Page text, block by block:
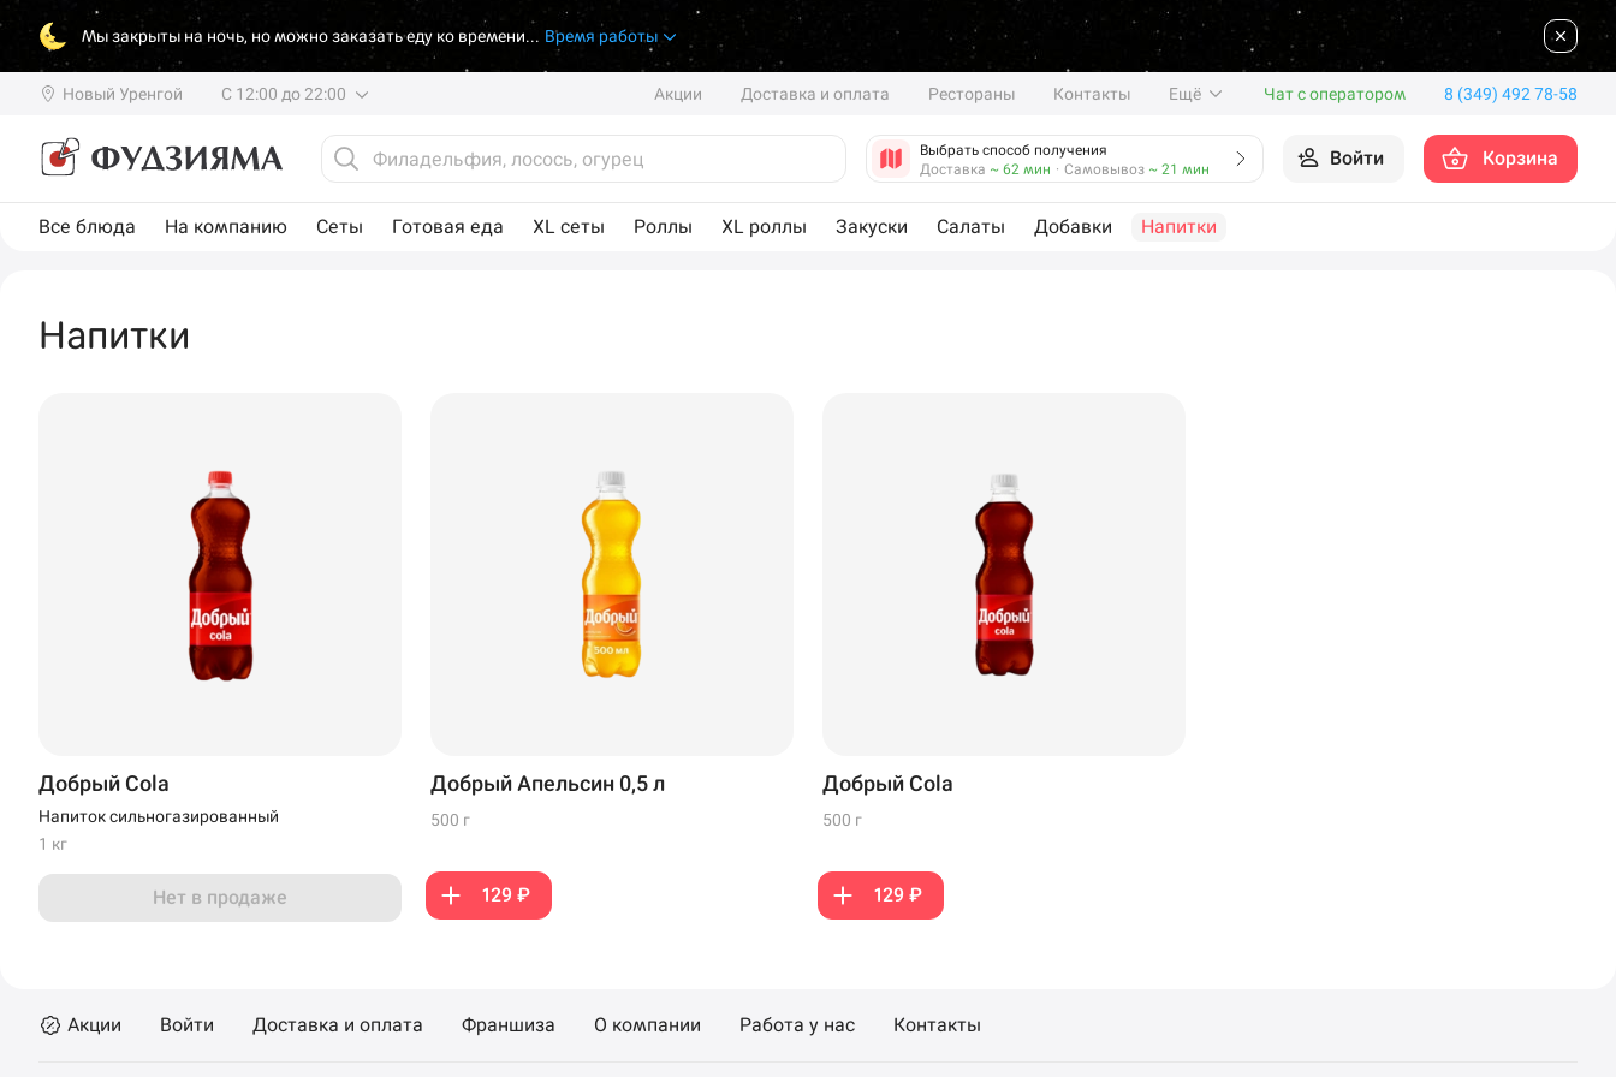
Мы закрыты на ночь, но можно заказать еду ко времени... Время работы
Новый Уренгой С 12:00 до 22:00 Акции Доставка и оплата Рестораны Контакты Ещё Чат с оператором 8 (349) 492 78-58
Выбрать способ получения
Доставка ~ 62 мин · Самовывоз ~ 21 мин Войти Корзина
Все блюда На компанию Сеты Готовая еда XL сеты Роллы XL роллы Закуски Салаты Добавки Напитки
Напитки
Добрый Cola
Напиток сильногазированный
1 кг
Нет в продаже
Добрый Апельсин 0,5 л
500 г
129 ₽
Добрый Cola
500 г
129 ₽
Акции Войти Доставка и оплата Франшиза О компании Работа у нас Контакты
199 ₽ 299 ₽
Самовывоз
ул. Губкина, 19 · Новый Уренгой